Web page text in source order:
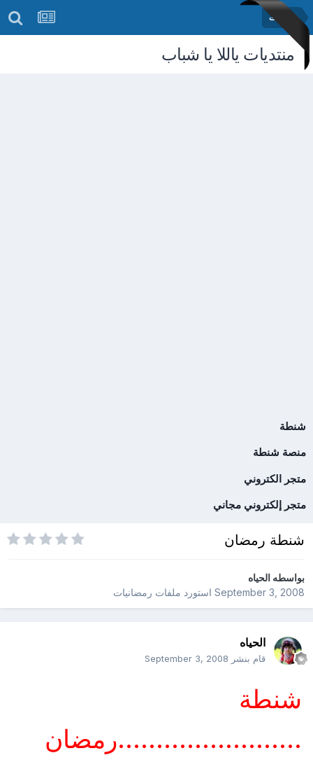
رمضانيات
منتديات ياللا يا شباب
شنطة
منصة شنطة
متجر الكتروني
متجر إلكتروني مجاني
شنطة رمضان
بواسطهالحياه
September 3, 2008استورد ملفات رمضانيات
الحياه
قام بنشر September 3, 2008
شنطة
........................رمضان